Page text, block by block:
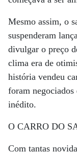
Mesmo assim, o
suspenderam
divulgar o preço
clima era de
história vendeu
foram
inédito.
O CARRO DO
Com tantas